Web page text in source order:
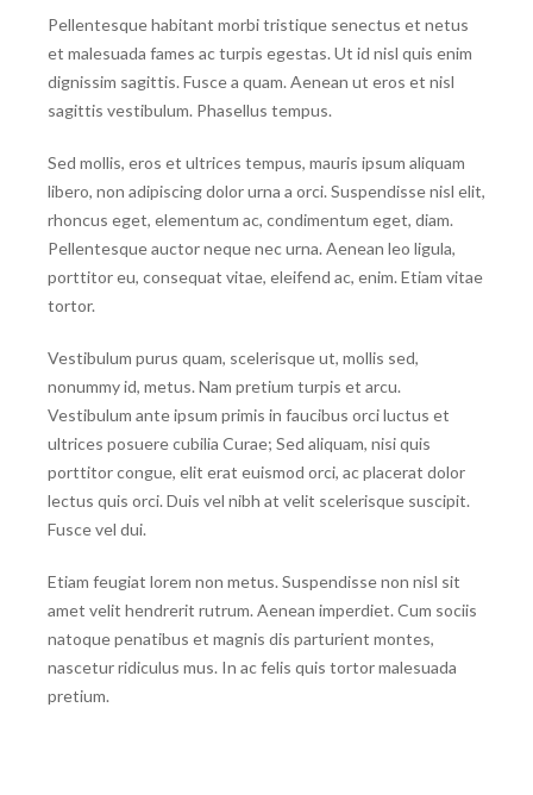
Pellentesque habitant morbi tristique senectus et netus
et malesuada fames ac turpis egestas. Ut id nisl quis enim
dignissim sagittis. Fusce a quam. Aenean ut eros et nisl
sagittis vestibulum. Phasellus tempus.
Sed mollis, eros et ultrices tempus, mauris ipsum aliquam
libero, non adipiscing dolor urna a orci. Suspendisse nisl elit,
rhoncus eget, elementum ac, condimentum eget, diam.
Pellentesque auctor neque nec urna. Aenean leo ligula,
porttitor eu, consequat vitae, eleifend ac, enim. Etiam vitae
tortor.
Vestibulum purus quam, scelerisque ut, mollis sed,
nonummy id, metus. Nam pretium turpis et arcu.
Vestibulum ante ipsum primis in faucibus orci luctus et
ultrices posuere cubilia Curae; Sed aliquam, nisi quis
porttitor congue, elit erat euismod orci, ac placerat dolor
lectus quis orci. Duis vel nibh at velit scelerisque suscipit.
Fusce vel dui.
Etiam feugiat lorem non metus. Suspendisse non nisl sit
amet velit hendrerit rutrum. Aenean imperdiet. Cum sociis
natoque penatibus et magnis dis parturient montes,
nascetur ridiculus mus. In ac felis quis tortor malesuada
pretium.